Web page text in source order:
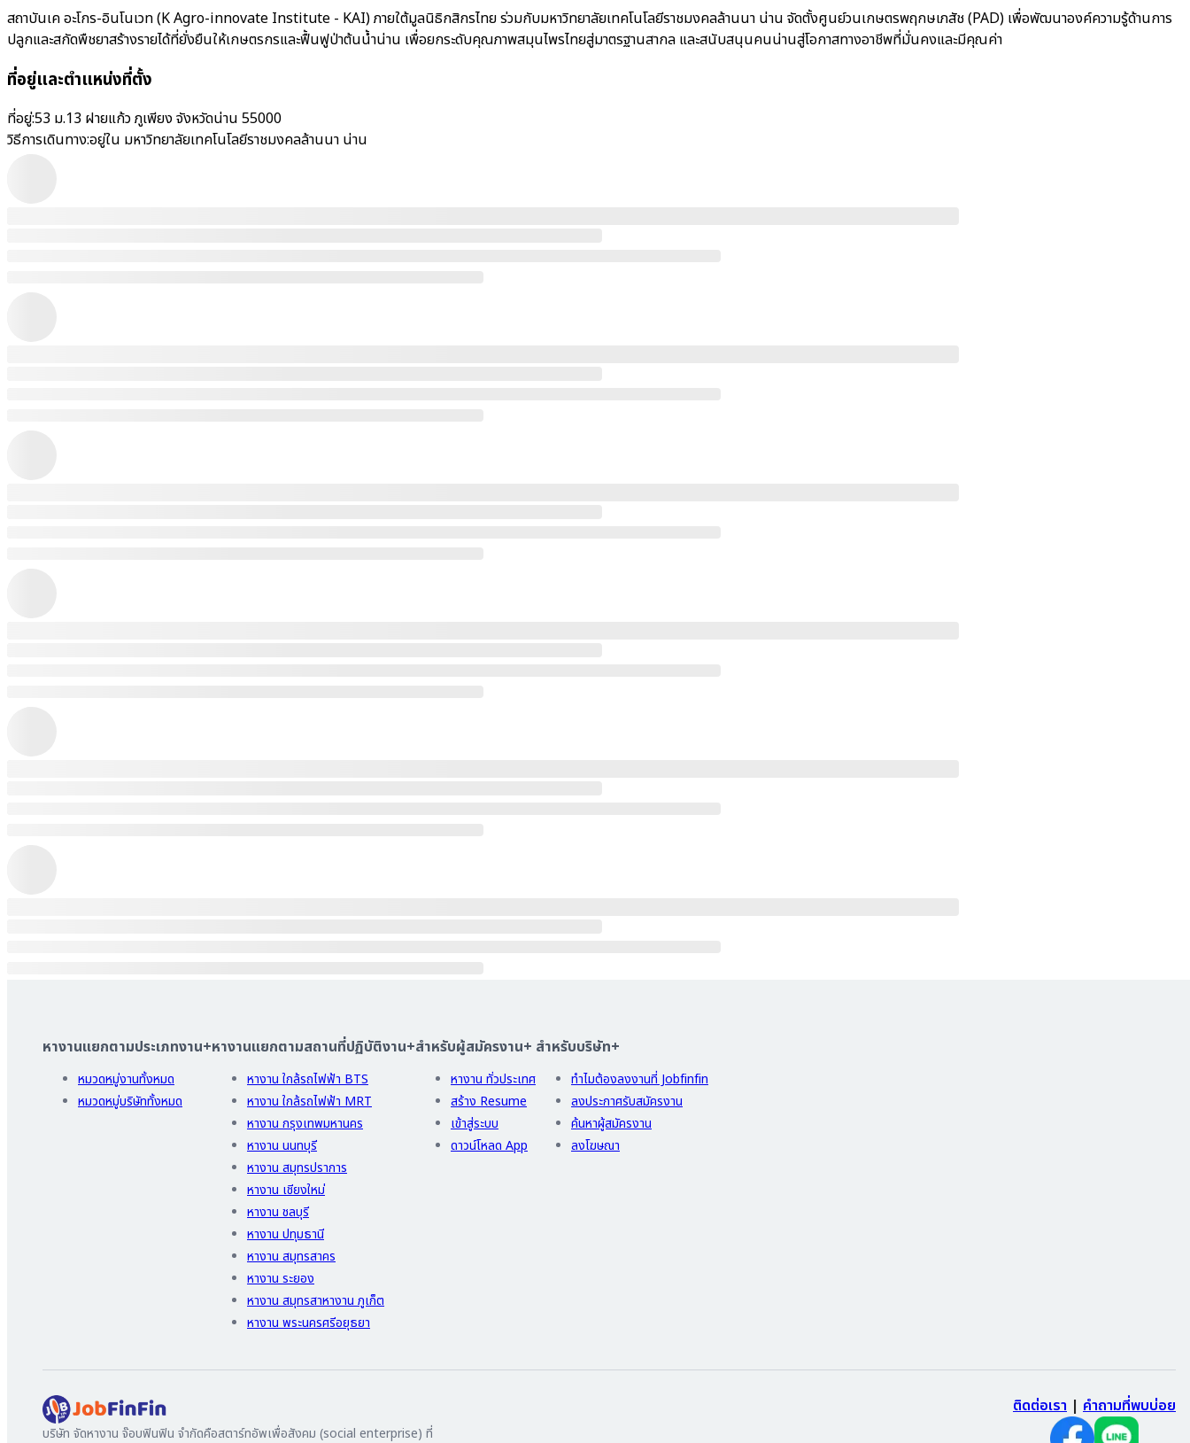
สถาบันเค อะโกร-อินโนเวท (K Agro-innovate Institute - KAI) ภายใต้มูลนิธิกสิกรไทย ร่วมกับมหาวิทยาลัยเทคโนโลยีราชมงคลล้านนา น่าน จัดตั้งศูนย์วนเกษตรพฤกษเภสัช (PAD) เพื่อพัฒนาองค์ความรู้ด้านการ
ปลูกและสกัดพืชยาสร้างรายได้ที่ยั่งยืนให้เกษตรกรและฟื้นฟูป่าต้นน้ำน่าน เพื่อยกระดับคุณภาพสมุนไพรไทยสู่มาตรฐานสากล และสนับสนุนคนน่านสู่โอกาสทางอาชีพที่มั่นคงและมีคุณค่า
ที่อยู่และตำแหน่งที่ตั้ง
ที่อยู่:53 ม.13 ฝายแก้ว ภูเพียง จังหวัดน่าน 55000
วิธีการเดินทาง:อยู่ใน มหาวิทยาลัยเทคโนโลยีราชมงคลล้านนา น่าน
หางานแยกตามประเภทงาน+
หมวดหมู่งานทั้งหมด
หมวดหมู่บริษัททั้งหมด
หางานแยกตามสถานที่ปฏิบัติงาน+
หางาน ใกล้รถไฟฟ้า BTS
หางาน ใกล้รถไฟฟ้า MRT
หางาน กรุงเทพมหานคร
หางาน นนทบุรี
หางาน สมุทรปราการ
หางาน เชียงใหม่
หางาน ชลบุรี
หางาน ปทุมธานี
หางาน สมุทรสาคร
หางาน ระยอง
หางาน สมุทรสาหางาน ภูเก็ต
หางาน พระนครศรีอยุธยา
สำหรับผู้สมัครงาน+
หางาน ทั่วประเทศ
สร้าง Resume
เข้าสู่ระบบ
ดาวน์โหลด App
สำหรับบริษัท+
ทำไมต้องลงงานที่ Jobfinfin
ลงประกาศรับสมัครงาน
ค้นหาผู้สมัครงาน
ลงโฆษณา
บริษัท จัดหางาน จ๊อบฟินฟิน จำกัดคือสตาร์ทอัพเพื่อสังคม (social enterprise) ที่
ติดต่อเรา | คำถามที่พบบ่อย